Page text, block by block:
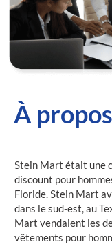
À
Stein Mart était une
discount pour
Floride. Stein Mart
dans le sud-est, au
Mart vendaient les
vêtements pour